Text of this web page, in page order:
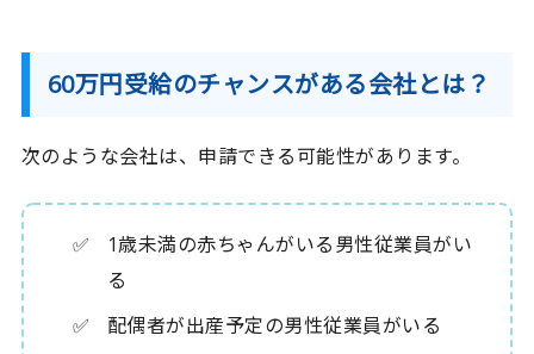
60万円受給のチャンスがある会社とは？
次のような会社は、申請できる可能性があります。
1歳未満の赤ちゃんがいる男性従業員がい
る
配偶者が出産予定の男性従業員がいる